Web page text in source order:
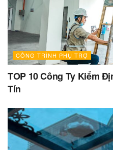
CÔNG TRÌNH PHỤ TRỢ
TOP 10 Công Ty Kiểm
Tín